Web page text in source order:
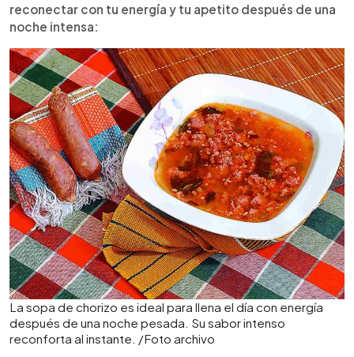
reconectar con tu energía y tu apetito después de una
noche intensa:
La sopa de chorizo es ideal para llena el día con energía
después de una noche pesada. Su sabor intenso
reconforta al instante. /Foto archivo